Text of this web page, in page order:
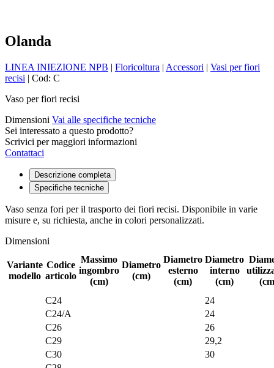
Olanda
LINEA INIEZIONE NPB | Floricoltura | Accessori | Vasi per fiori
recisi | Cod: C
Vaso per fiori recisi
Dimensioni Vai alle specifiche tecniche
Sei interessato a questo prodotto?
Scrivici per maggiori informazioni
Contattaci
Descrizione completa
Specifiche tecniche
Vaso senza fori per il trasporto dei fiori recisi. Disponibile in varie
misure e, su richiesta, anche in colori personalizzati.
Dimensioni
Variante
modello
Codice
articolo
Massimo
ingombro
(cm)
Diametro
(cm)
Diametro
esterno
(cm)
Diametro
interno
(cm)
C24
24
C24/A
24
C26
26
C29
29,2
C30
30